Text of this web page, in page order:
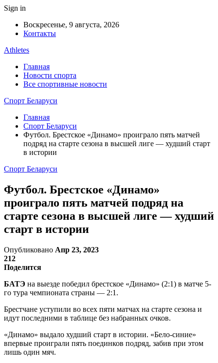
Sign in
Воскресенье, 9 августа, 2026
Контакты
Athletes
Главная
Новости спорта
Все спортивные новости
Спорт Беларуси
Главная
Спорт Беларуси
Футбол. Брестское «Динамо» проиграло пять матчей
подряд на старте сезона в высшей лиге — худший старт
в истории
Спорт Беларуси
Футбол. Брестское «Динамо»
проиграло пять матчей подряд на
старте сезона в высшей лиге — худший
старт в истории
Опубликовано Апр 23, 2023
212
Поделится
БАТЭ на выезде победил брестское «Динамо» (2:1) в матче 5-
го тура чемпионата страны — 2:1.
Брестчане уступили во всех пяти матчах на старте сезона и
идут последними в таблице без набранных очков.
«Динамо» выдало худший старт в истории. «Бело-синие»
впервые проиграли пять поединков подряд, забив при этом
лишь один мяч.